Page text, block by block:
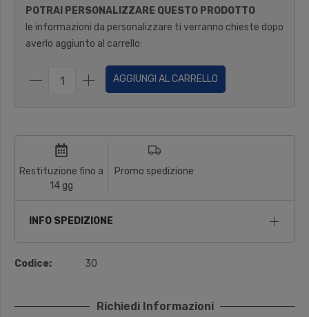
POTRAI PERSONALIZZARE QUESTO PRODOTTO
le informazioni da personalizzare ti verranno chieste dopo
averlo aggiunto al carrello:
AGGIUNGI AL CARRELLO
Restituzione fino a
14 gg
Promo spedizione
INFO SPEDIZIONE
Codice: 30
Richiedi Informazioni